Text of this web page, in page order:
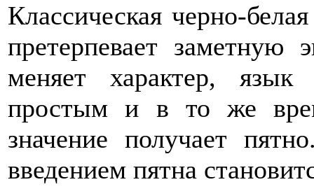
Классическая черно-
претерпевает заметную
меняет характер, язык
простым и в то же
значение получает
введением пятна